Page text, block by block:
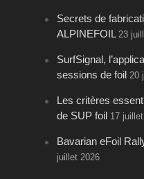
Secrets de
ALPINEFOIL 23
SurfSignal,
sessions de foil 20
Les critères
de SUP foil 17
Bavarian eFoil
juillet 2026